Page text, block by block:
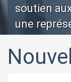
soutien
une
la